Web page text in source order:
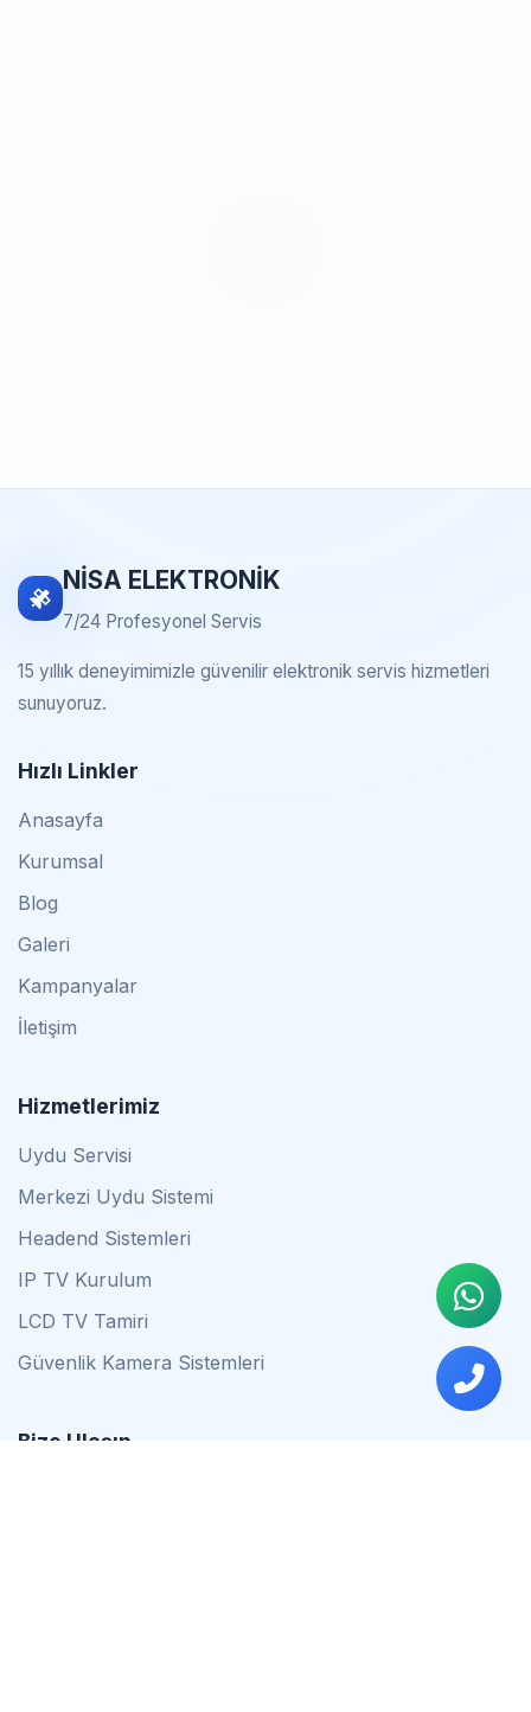
NİSA ELEKTRONİK
7/24 Profesyonel Servis
15 yıllık deneyimimizle güvenilir elektronik servis hizmetleri
sunuyoruz.
Hızlı Linkler
Anasayfa
Kurumsal
Blog
Galeri
Kampanyalar
İletişim
Hizmetlerimiz
Uydu Servisi
Merkezi Uydu Sistemi
Headend Sistemleri
IP TV Kurulum
LCD TV Tamiri
Güvenlik Kamera Sistemleri
Bize Ulaşın